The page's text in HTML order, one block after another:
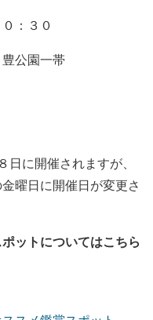
：３０
公園一帯
に開催されますが、
曜日に開催日が変更さ
ットについてはこちら